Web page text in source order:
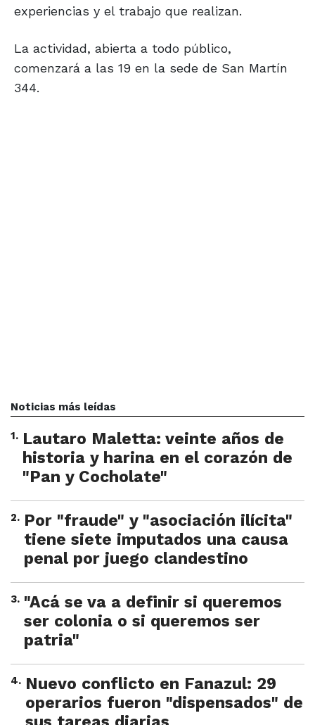
experiencias y el trabajo que realizan.
La actividad, abierta a todo público,
comenzará a las 19 en la sede de San Martín
344.
Noticias más leídas
1. Lautaro Maletta: veinte años de
historia y harina en el corazón de
"Pan y Cocholate"
2. Por "fraude" y "asociación ilícita"
tiene siete imputados una causa
penal por juego clandestino
3. "Acá se va a definir si queremos
ser colonia o si queremos ser
patria"
4. Nuevo conflicto en Fanazul: 29
operarios fueron "dispensados" de